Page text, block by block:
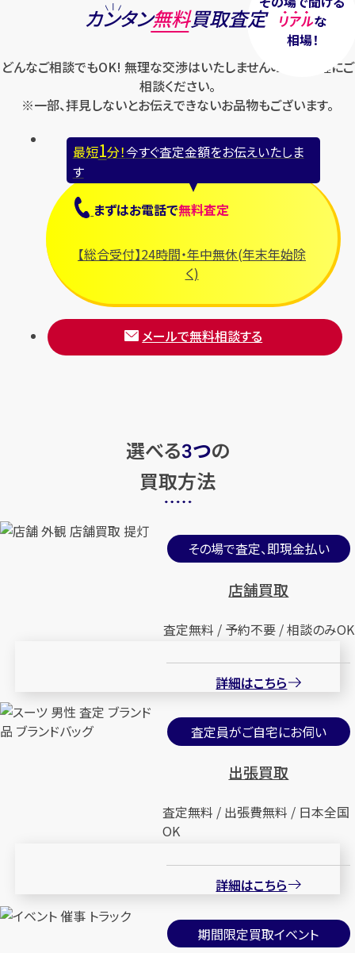
リアルな
相場！
カンタン無料買取査定
どんなご相談でもOK! 無理な交渉はいたしませんのでお気軽にご
相談ください。
※一部、拝見しないとお伝えできないお品物もございます。
最短1分！今すぐ査定金額をお伝えいたしま
す
まずはお電話で無料査定
【総合受付】24時間・年中無休(年末年始除
く)
メールで無料相談する
選べる3つの
買取方法
その場で査定、即現金払い
店舗買取
査定無料 / 予約不要 / 相談のみOK
詳細はこちら
査定員がご自宅にお伺い
出張買取
査定無料 / 出張費無料 / 日本全国
OK
詳細はこちら
期間限定買取イベント